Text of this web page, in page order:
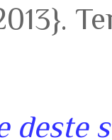
deste